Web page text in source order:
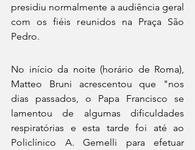
presidiu normalmente a audiência geral
com os fiéis reunidos na Praça São
Pedro.
No início da noite (horário de Roma),
Matteo Bruni acrescentou que "nos
dias passados, o Papa Francisco se
lamentou de algumas dificuldades
respiratórias e esta tarde foi até ao
Policlínico A. Gemelli para efetuar